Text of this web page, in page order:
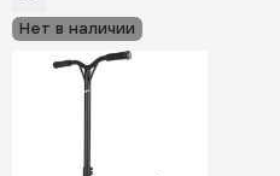
Нет в наличии